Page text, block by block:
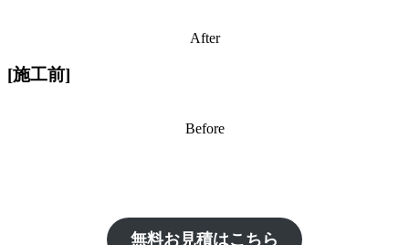
After
[施工前]
Before
無料お見積はこちら